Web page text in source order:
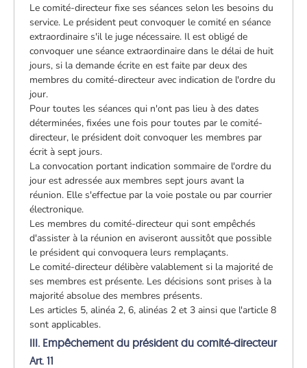
Le comité-directeur fixe ses séances selon les besoins du
service. Le président peut convoquer le comité en séance
extraordinaire s'il le juge nécessaire. Il est obligé de
convoquer une séance extraordinaire dans le délai de huit
jours, si la demande écrite en est faite par deux des
membres du comité-directeur avec indication de l'ordre du
jour.
Pour toutes les séances qui n'ont pas lieu à des dates
déterminées, fixées une fois pour toutes par le comité-
directeur, le président doit convoquer les membres par
écrit à sept jours.
La convocation portant indication sommaire de l'ordre du
jour est adressée aux membres sept jours avant la
réunion. Elle s'effectue par la voie postale ou par courrier
électronique.
Les membres du comité-directeur qui sont empêchés
d'assister à la réunion en aviseront aussitôt que possible
le président qui convoquera leurs remplaçants.
Le comité-directeur délibère valablement si la majorité de
ses membres est présente. Les décisions sont prises à la
majorité absolue des membres présents.
Les articles 5, alinéa 2, 6, alinéas 2 et 3 ainsi que l'article 8
sont applicables.
III. Empêchement du président du comité-directeur
Art. 11